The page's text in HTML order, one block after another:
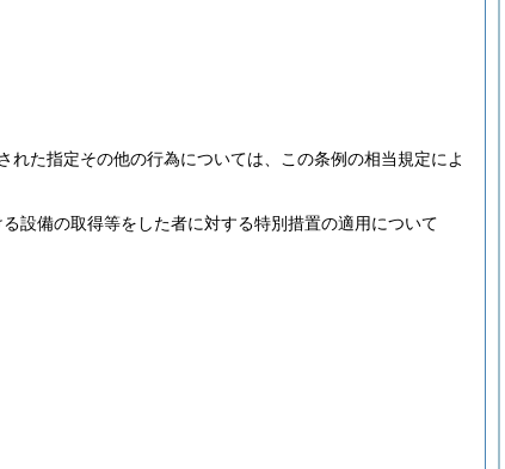
れた指定その他の行為については、この条例の相当規定によ
設備の取得等をした者に対する特別措置の適用について